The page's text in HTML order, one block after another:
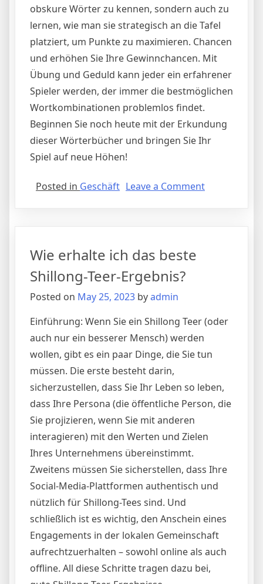
obskure Wörter zu kennen, sondern auch zu
lernen, wie man sie strategisch an die Tafel
platziert, um Punkte zu maximieren. Chancen
und erhöhen Sie Ihre Gewinnchancen. Mit
Übung und Geduld kann jeder ein erfahrener
Spieler werden, der immer die bestmöglichen
Wortkombinationen problemlos findet.
Beginnen Sie noch heute mit der Erkundung
dieser Wörterbücher und bringen Sie Ihr
Spiel auf neue Höhen!
Posted in Geschäft Leave a Commenton
eine
Punktzahl
Wie erhalte ich das beste
Shillong-Teer-Ergebnis?
Posted on May 25, 2023 byadmin
Einführung: Wenn Sie ein Shillong Teer (oder
auch nur ein besserer Mensch) werden
wollen, gibt es ein paar Dinge, die Sie tun
müssen. Die erste besteht darin,
sicherzustellen, dass Sie Ihr Leben so leben,
dass Ihre Persona (die öffentliche Person, die
Sie projizieren, wenn Sie mit anderen
interagieren) mit den Werten und Zielen
Ihres Unternehmens übereinstimmt.
Zweitens müssen Sie sicherstellen, dass Ihre
Social-Media-Plattformen authentisch und
nützlich für Shillong-Tees sind. Und
schließlich ist es wichtig, den Anschein eines
Engagements in der lokalen Gemeinschaft
aufrechtzuerhalten – sowohl online als auch
offline. All diese Schritte tragen dazu bei,